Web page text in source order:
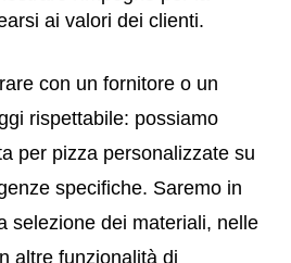
ai valori dei clienti.
con un fornitore o un
rispettabile: possiamo
per pizza personalizzate su
specifiche. Saremo in
selezione dei materiali, nelle
altre funzionalità di